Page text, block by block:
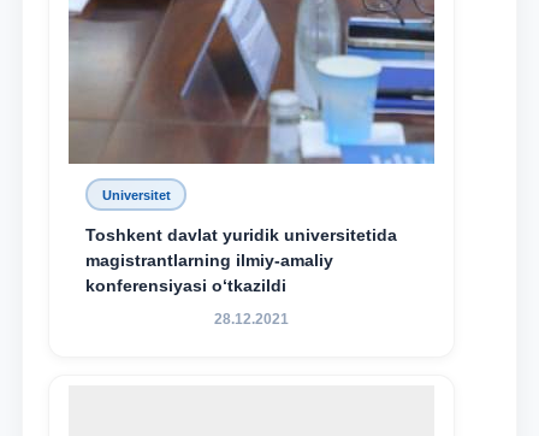
Universitet
Toshkent davlat yuridik universitetida
magistrantlarning ilmiy-amaliy
konferensiyasi o‘tkazildi
28.12.2021